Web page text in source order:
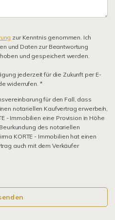
zur Kenntnis genommen. Ich
und Daten zur Beantwortung
und gespeichert werden.
jederzeit für die Zukunft per E-
widerrufen. *
für den Fall, dass
notariellen Kaufvertrag erwerbe/n,
- Immobilien eine Provision in Höhe
des notariellen
KORTE - Immobilien hat einen
auch mit dem Verkäufer